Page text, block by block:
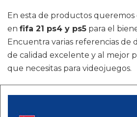
En esta de productos
en fifa 21 ps4 y ps5 para el
Encuentra varias referencias de
de calidad excelente y al mejor
que necesitas para videojuegos.